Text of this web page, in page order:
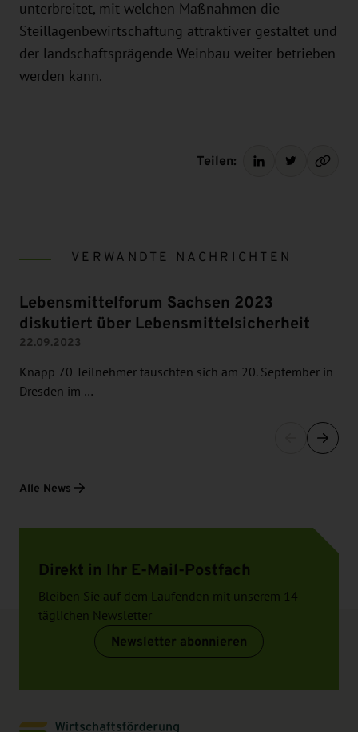
unterbreitet, mit welchen Maßnahmen die
Steillagenbewirtschaftung attraktiver gestaltet und
der landschaftsprägende Weinbau weiter betrieben
werden kann.
Teilen:
VERWANDTE NACHRICHTEN
Lebensmittelforum Sachsen 2023
diskutiert über Lebensmittelsicherheit
22.09.2023
Knapp 70 Teilnehmer tauschten sich am 20. September in
Dresden im …
Alle News
Direkt in Ihr E-Mail-Postfach
Bleiben Sie auf dem Laufenden mit unserem 14-
täglichen Newsletter
Newsletter abonnieren